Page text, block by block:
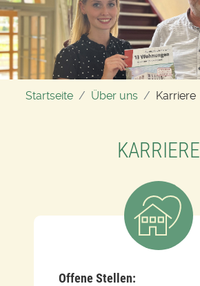
Startseite Über uns Karriere
KARRIERE
Offene Stellen: